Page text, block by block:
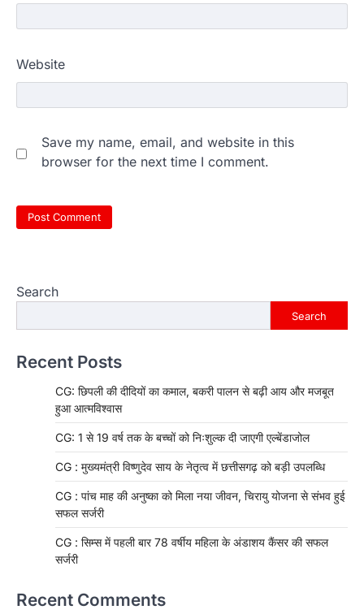
Website
Save my name, email, and website in this
browser for the next time I comment.
Search
Search
Recent Posts
CG: छिपली की दीदियों का कमाल, बकरी पालन से बढ़ी आय और मजबूत
हुआ आत्मविश्वास
CG: 1 से 19 वर्ष तक के बच्चों को निःशुल्क दी जाएगी एल्बेंडाजोल
CG : मुख्यमंत्री विष्णुदेव साय के नेतृत्व में छत्तीसगढ़ को बड़ी उपलब्धि
CG : पांच माह की अनुष्का को मिला नया जीवन, चिरायु योजना से संभव हुई
सफल सर्जरी
CG : सिम्स में पहली बार 78 वर्षीय महिला के अंडाशय कैंसर की सफल
सर्जरी
Recent Comments